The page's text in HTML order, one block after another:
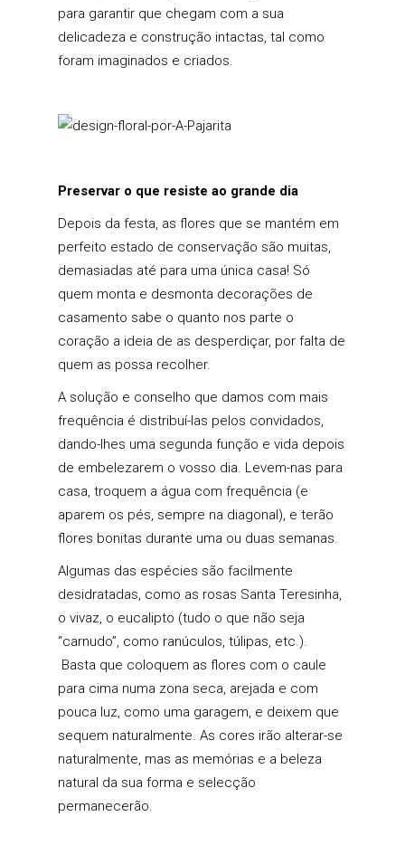
para garantir que chegam com a sua
delicadeza e construção intactas, tal como
foram imaginados e criados.
Preservar o que resiste ao grande dia
Depois da festa, as flores que se mantém em
perfeito estado de conservação são muitas,
demasiadas até para uma única casa! Só
quem monta e desmonta decorações de
casamento sabe o quanto nos parte o
coração a ideia de as desperdiçar, por falta de
quem as possa recolher.
A solução e conselho que damos com mais
frequência é distribuí-las pelos convidados,
dando-lhes uma segunda função e vida depois
de embelezarem o vosso dia. Levem-nas para
casa, troquem a água com frequência (e
aparem os pés, sempre na diagonal), e terão
flores bonitas durante uma ou duas semanas.
Algumas das espécies são facilmente
desidratadas, como as rosas Santa Teresinha,
o vivaz, o eucalipto (tudo o que não seja
“carnudo”, como ranúculos, túlipas, etc.).
Basta que coloquem as flores com o caule
para cima numa zona seca, arejada e com
pouca luz, como uma garagem, e deixem que
sequem naturalmente. As cores irão alterar-se
naturalmente, mas as memórias e a beleza
natural da sua forma e selecção
permanecerão.